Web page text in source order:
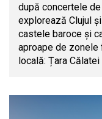
după concertele
explorează Clujul
castele baroce și
aproape de
locală: Țara